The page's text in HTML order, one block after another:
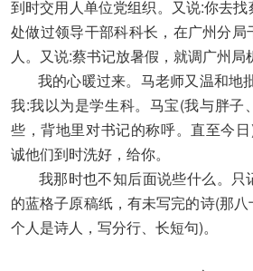
到时交用人单位党组织。又说:你去
处做过领导干部科科长，在广州分
人。又说:蔡书记放暑假，就调广州局
我的心暖过来。马老师又温和地
我:我以为是学生科。马宝(我与胖子
些，背地里对书记的称呼。直至今
诚他们到时洗好，给你。
我那时也不知后面说些什么。只
的蓝格子原稿纸，有未写完的诗(那
个人是诗人，写分行、长短句)。